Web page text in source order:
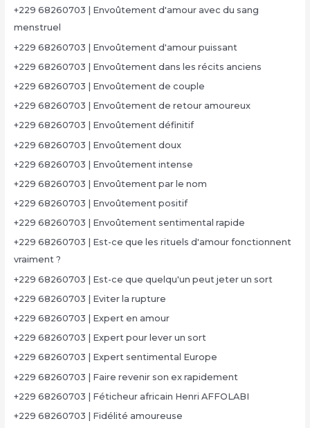
+229 68260703 | Envoûtement d'amour avec du sang
menstruel
+229 68260703 | Envoûtement d'amour puissant
+229 68260703 | Envoûtement dans les récits anciens
+229 68260703 | Envoûtement de couple
+229 68260703 | Envoûtement de retour amoureux
+229 68260703 | Envoûtement définitif
+229 68260703 | Envoûtement doux
+229 68260703 | Envoûtement intense
+229 68260703 | Envoûtement par le nom
+229 68260703 | Envoûtement positif
+229 68260703 | Envoûtement sentimental rapide
+229 68260703 | Est-ce que les rituels d'amour fonctionnent
vraiment ?
+229 68260703 | Est-ce que quelqu'un peut jeter un sort
+229 68260703 | Eviter la rupture
+229 68260703 | Expert en amour
+229 68260703 | Expert pour lever un sort
+229 68260703 | Expert sentimental Europe
+229 68260703 | Faire revenir son ex rapidement
+229 68260703 | Féticheur africain Henri AFFOLABI
+229 68260703 | Fidélité amoureuse